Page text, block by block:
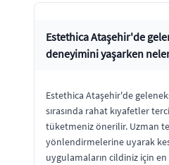
Estethica Ataşehir'de
deneyimini yaşarken
Estethica Ataşehir'de
sırasında rahat kıyafetler
tüketmeniz önerilir. Uzman
yönlendirmelerine uyarak
uygulamaların cildiniz için en